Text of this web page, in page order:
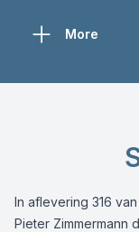
More
In aflevering 316
Pieter Zimmermann